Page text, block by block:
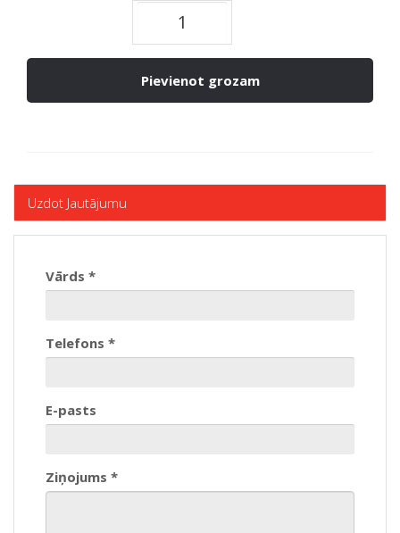
Pievienot grozam
Uzdot Jautājumu
Vārds *
Telefons *
E-pasts
Ziņojums *